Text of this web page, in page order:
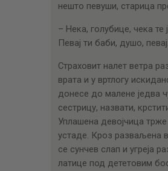
нешто певуши, старица
– Нека, голубице, чека те
Певај ти баби, душо,
Страховит налет ветра
врата и у вртлогу
донесе до малене једва
сестрицу, назвати,
Уплашена девојчица
устаде. Кроз разваљена
се сунчев слап и угреја
латице под дететовим